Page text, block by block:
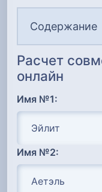
Содержание
Расчет
онлайн
Имя №1:
Имя №2: